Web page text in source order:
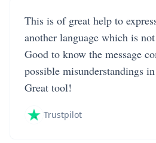
This is of great help to
another language which is
Good to know the message
possible misunderstandings
Great tool!
Trustpilot